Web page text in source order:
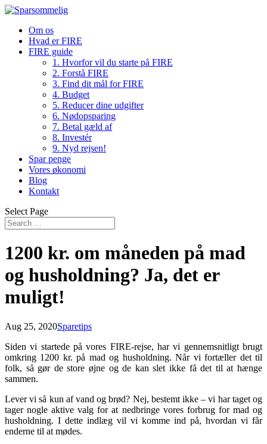
Om os
Hvad er FIRE
FIRE guide
1. Hvorfor vil du starte på FIRE
2. Forstå FIRE
3. Find dit mål for FIRE
4. Budget
5. Reducer dine udgifter
6. Nødopsparing
7. Betal gæld af
8. Investér
9. Nyd rejsen!
Spar penge
Vores økonomi
Blog
Kontakt
Select Page
1200 kr. om måneden på mad
og husholdning? Ja, det er
muligt!
Aug 25, 2020Sparetips
Siden vi startede på vores FIRE-rejse, har vi gennemsnitligt brugt
omkring 1200 kr. på mad og husholdning. Når vi fortæller det til
folk, så gør de store øjne og de kan slet ikke få det til at hænge
sammen.
Lever vi så kun af vand og brød? Nej, bestemt ikke – vi har taget og
tager nogle aktive valg for at nedbringe vores forbrug for mad og
husholdning. I dette indlæg vil vi komme ind på, hvordan vi får
enderne til at mødes.